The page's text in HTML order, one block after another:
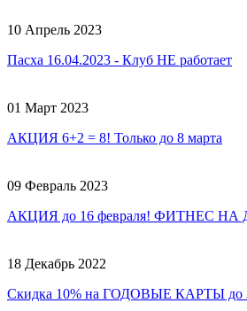
10 Апрель 2023
Пасха 16.04.2023 - Клуб НЕ работает
01 Март 2023
АКЦИЯ 6+2 = 8! Только до 8 марта
09 Февраль 2023
АКЦИЯ до 16 февраля! ФИТНЕС
18 Декабрь 2022
Скидка 10% на ГОДОВЫЕ КАРТЫ до